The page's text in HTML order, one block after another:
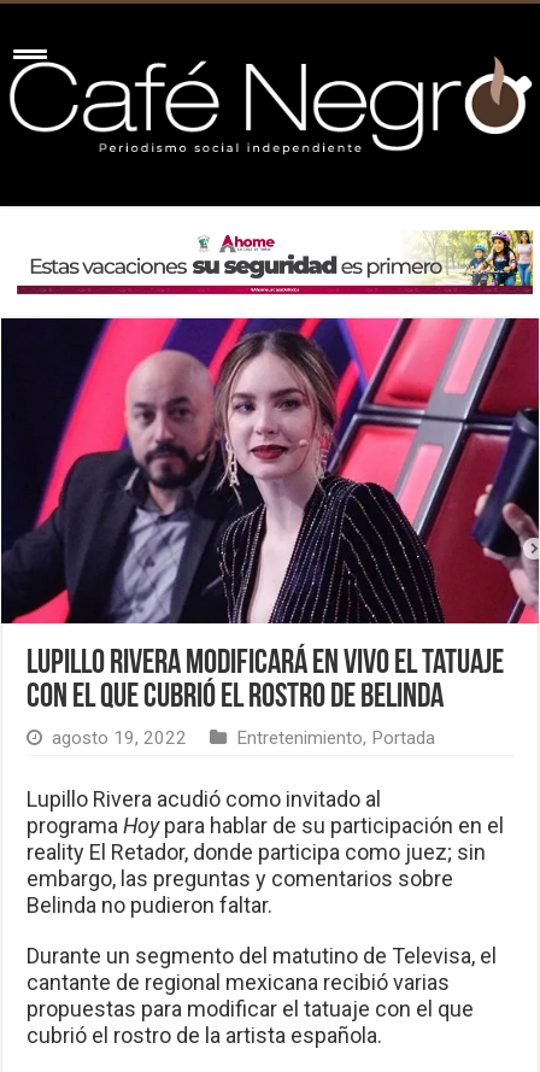
Lupillo Rivera modificará en vivo el tatuaje
con el que cubrió el rostro de Belinda
agosto 19, 2022 Entretenimiento, Portada
Lupillo Rivera acudió como invitado al
programaHoypara hablar de su participación en el
reality El Retador, donde participa como juez; sin
embargo, las preguntas y comentarios sobre
Belinda no pudieron faltar.
Durante un segmento del matutino de Televisa, el
cantante de regional mexicana recibió varias
propuestas para modificar el tatuaje con el que
cubrió el rostro de la artista española.